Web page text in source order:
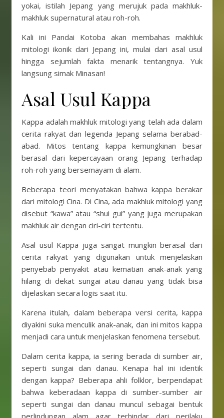
yokai, istilah Jepang yang merujuk pada makhluk-
makhluk supernatural atau roh-roh.
Kali ini Pandai Kotoba akan membahas makhluk
mitologi ikonik dari Jepang ini, mulai dari asal usul
hingga sejumlah fakta menarik tentangnya. Yuk
langsung simak Minasan!
Asal Usul Kappa
Kappa adalah makhluk mitologi yang telah ada dalam
cerita rakyat dan legenda Jepang selama berabad-
abad. Mitos tentang kappa kemungkinan besar
berasal dari kepercayaan orang Jepang terhadap
roh-roh yang bersemayam di alam.
Beberapa teori menyatakan bahwa kappa berakar
dari mitologi Cina. Di Cina, ada makhluk mitologi yang
disebut “kawa” atau “shui gui” yang juga merupakan
makhluk air dengan ciri-ciri tertentu.
Asal usul Kappa juga sangat mungkin berasal dari
cerita rakyat yang digunakan untuk menjelaskan
penyebab penyakit atau kematian anak-anak yang
hilang di dekat sungai atau danau yang tidak bisa
dijelaskan secara logis saat itu.
Karena itulah, dalam beberapa versi cerita, kappa
diyakini suka menculik anak-anak, dan ini mitos kappa
menjadi cara untuk menjelaskan fenomena tersebut.
Dalam cerita kappa, ia sering berada di sumber air,
seperti sungai dan danau. Kenapa hal ini identik
dengan kappa? Beberapa ahli folklor, berpendapat
bahwa keberadaan kappa di sumber-sumber air
seperti sungai dan danau muncul sebagai bentuk